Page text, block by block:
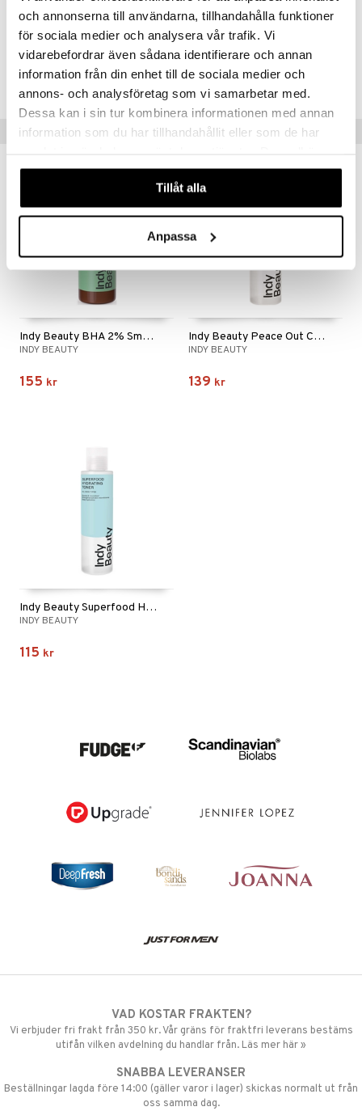
och annonserna till användarna, tillhandahålla funktioner
för sociala medier och analysera vår trafik. Vi
vidarebefordrar även sådana identifierare och annan
information från din enhet till de sociala medier och
annons- och analysföretag som vi samarbetar med.
Dessa kan i sin tur kombinera informationen med annan
information som du har tillhandahållit eller som de har
våra cookies vid fortsatt användande av vår webbplats.
Tillåt alla
Anpassa
Artikelnr
CIB35-IU-50-XX-XX
Lägsta pris senaste 30 dagarna: 175 kr
Tips till dig
Indy Beauty BHA 2% Smoothening Face & Body Serum
INDY BEAUTY
155 kr
Indy Beauty Peace Out Calming Toner
INDY BEAUTY
139 kr
Indy Beauty Superfood Hydrating Toner
INDY BEAUTY
115 kr
VAD KOSTAR FRAKTEN?
Vi erbjuder fri frakt från 350 kr. Vår gräns för fraktfri leverans bestäms
utifån vilken avdelning du handlar från. Läs mer här »
SNABBA LEVERANSER
Beställningar lagda före 14:00 (gäller varor i lager) skickas normalt ut från
oss samma dag.